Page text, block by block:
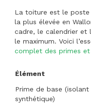
La toiture est le poste
la plus élevée en
cadre, le calendrier et
le maximum. Voici
complet des primes et
Élément
Prime de base (isolant
synthétique)